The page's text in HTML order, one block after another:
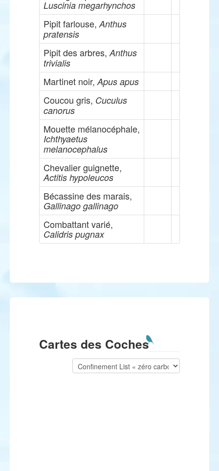
Luscinia megarhynchos
Pipit farlouse, Anthus
pratensis
Pipit des arbres, Anthus
trivialis
Martinet noir, Apus apus
Coucou gris, Cuculus
canorus
Mouette mélanocéphale,
Ichthyaetus
melanocephalus
Chevalier guignette,
Actitis hypoleucos
Bécassine des marais,
Gallinago gallinago
Combattant varié,
Calidris pugnax
Cartes des Coches